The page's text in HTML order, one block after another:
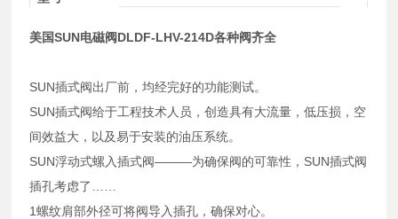
美国SUN电磁阀DLDF-LHV-214D各种阀齐全
SUN插式阀出厂前，均经完好的功能测试。
SUN插式阀给于工程技术人员，创造具有大流量，低压损，空
间效益大，以及易于安装的油压系统。
SUN浮动式螺入插式阀———为确保阀的可靠性，SUN插式阀
插孔考虑了……
1螺纹肩部外径可将阀导入插孔，确保对心。